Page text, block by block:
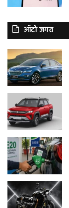
ऑटो जगत